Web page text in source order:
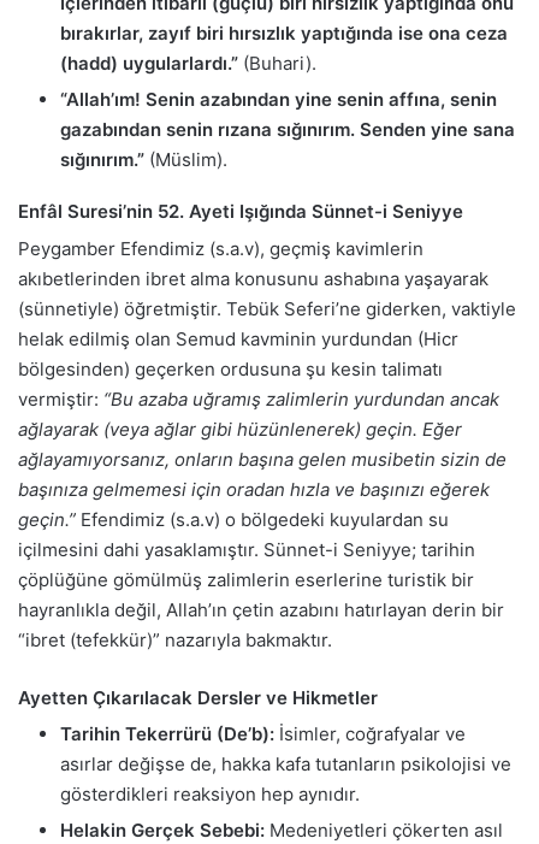
bırakırlar, zayıf biri hırsızlık yaptığında ise ona ceza
(hadd) uygularlardı.” (Buhari).
“Allah’ım! Senin azabından yine senin affına, senin
gazabından senin rızana sığınırım. Senden yine sana
sığınırım.” (Müslim).
Enfâl Suresi’nin 52. Ayeti Işığında Sünnet-i Seniyye
Peygamber Efendimiz (s.a.v), geçmiş kavimlerin
akıbetlerinden ibret alma konusunu ashabına yaşayarak
(sünnetiyle) öğretmiştir. Tebük Seferi’ne giderken, vaktiyle
helak edilmiş olan Semud kavminin yurdundan (Hicr
bölgesinden) geçerken ordusuna şu kesin talimatı
vermiştir: “Bu azaba uğramış zalimlerin yurdundan ancak
ağlayarak (veya ağlar gibi hüzünlenerek) geçin. Eğer
ağlayamıyorsanız, onların başına gelen musibetin sizin de
başınıza gelmemesi için oradan hızla ve başınızı eğerek
geçin.” Efendimiz (s.a.v) o bölgedeki kuyulardan su
içilmesini dahi yasaklamıştır. Sünnet-i Seniyye; tarihin
çöplüğüne gömülmüş zalimlerin eserlerine turistik bir
hayranlıkla değil, Allah’ın çetin azabını hatırlayan derin bir
“ibret (tefekkür)” nazarıyla bakmaktır.
Ayetten Çıkarılacak Dersler ve Hikmetler
Tarihin Tekerrürü (De’b): İsimler, coğrafyalar ve
asırlar değişse de, hakka kafa tutanların psikolojisi ve
gösterdikleri reaksiyon hep aynıdır.
Helakin Gerçek Sebebi: Medeniyetleri çökerten asıl